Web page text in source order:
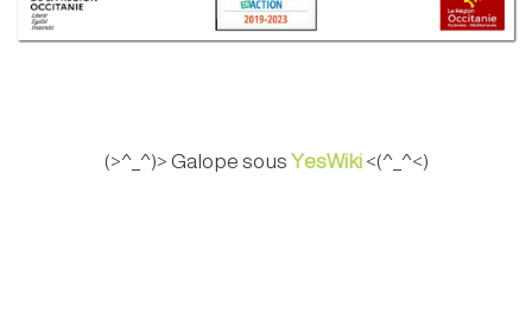
(>^_^)> Galope sous YesWiki<(^_^<)